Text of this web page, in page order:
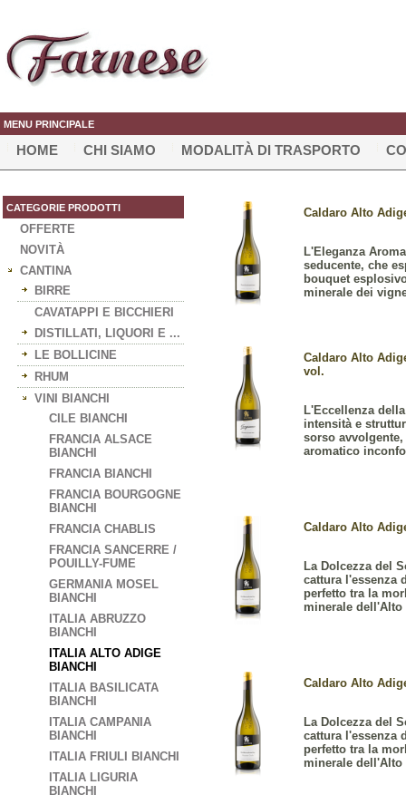
MENU PRINCIPALE
HOME CHI SIAMO MODALITÀ DI TRASPORTO
CATEGORIE PRODOTTI
OFFERTE
NOVITÀ
CANTINA
BIRRE
CAVATAPPI E BICCHIERI
DISTILLATI, LIQUORI E ...
LE BOLLICINE
RHUM
VINI BIANCHI
CILE BIANCHI
FRANCIA ALSACE
BIANCHI
FRANCIA BIANCHI
FRANCIA BOURGOGNE
BIANCHI
FRANCIA CHABLIS
FRANCIA SANCERRE /
POUILLY-FUME
GERMANIA MOSEL
BIANCHI
ITALIA ABRUZZO
BIANCHI
ITALIA ALTO ADIGE
BIANCHI
ITALIA BASILICATA
BIANCHI
ITALIA CAMPANIA
BIANCHI
ITALIA FRIULI BIANCHI
ITALIA LIGURIA
BIANCHI
Caldaro Alto
L'Eleganza
seducente, che
bouquet
minerale dei
Caldaro Alto
vol.
L'Eccellenza
intensità e
sorso
aromatico
Caldaro Alto
La Dolcezza del
cattura l'essenza
perfetto tra la
minerale dell'Alto
Caldaro Alto
La Dolcezza del
cattura l'essenza
perfetto tra la
minerale dell'Alto